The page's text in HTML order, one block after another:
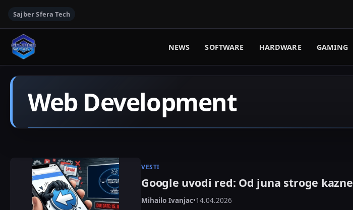
Sajber Sfera Tech
NEWS SOFTWARE HARDWARE GAMING
Web Development
VESTI
Google uvodi red: Od juna stroge kazne
Mihailo Ivanjac•14.04.2026